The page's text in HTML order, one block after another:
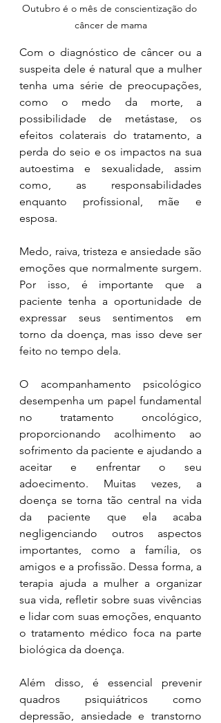
Outubro é o mês de conscientização do
câncer de mama
Com o diagnóstico de câncer ou a
suspeita dele é natural que a mulher
tenha uma série de preocupações,
como o medo da morte, a
possibilidade de metástase, os
efeitos colaterais do tratamento, a
perda do seio e os impactos na sua
autoestima e sexualidade, assim
como, as responsabilidades
enquanto profissional, mãe e
esposa.
Medo, raiva, tristeza e ansiedade são
emoções que normalmente surgem.
Por isso, é importante que a
paciente tenha a oportunidade de
expressar seus sentimentos em
torno da doença, mas isso deve ser
feito no tempo dela.
O acompanhamento psicológico
desempenha um papel fundamental
no tratamento oncológico,
proporcionando acolhimento ao
sofrimento da paciente e ajudando a
aceitar e enfrentar o seu
adoecimento. Muitas vezes, a
doença se torna tão central na vida
da paciente que ela acaba
negligenciando outros aspectos
importantes, como a família, os
amigos e a profissão. Dessa forma, a
terapia ajuda a mulher a organizar
sua vida, refletir sobre suas vivências
e lidar com suas emoções, enquanto
o tratamento médico foca na parte
biológica da doença.
Além disso, é essencial prevenir
quadros psiquiátricos como
depressão, ansiedade e transtorno